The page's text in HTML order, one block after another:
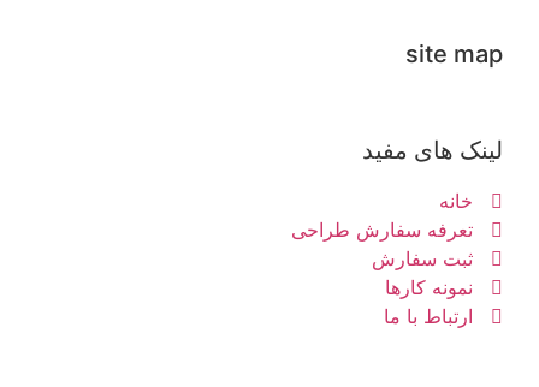
site map
لینک های مفید
خانه
تعرفه سفارش طراحی
ثبت سفارش
نمونه کارها
ارتباط با ما